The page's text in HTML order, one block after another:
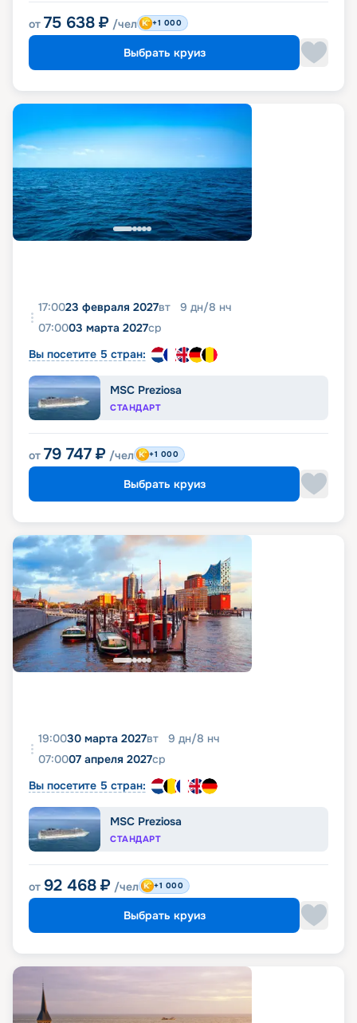
от 75 638 ₽ /чел +1 000
Выбрать круиз
17:0023 февраля 2027вт 9 дн/8 нч
07:0003 марта 2027ср
Вы посетите 5 стран:
MSC Preziosa
СТАНДАРТ
от 79 747 ₽ /чел +1 000
Выбрать круиз
19:0030 марта 2027вт 9 дн/8 нч
07:0007 апреля 2027ср
Вы посетите 5 стран:
MSC Preziosa
СТАНДАРТ
от 92 468 ₽ /чел +1 000
Выбрать круиз